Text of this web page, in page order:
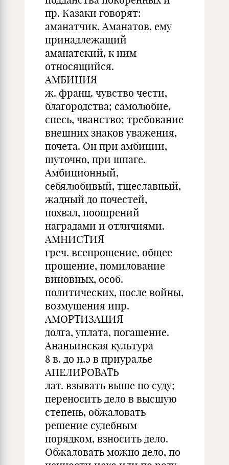
пр. Казаки говорят:
аманатчик. Аманатов, ему
принадлежащий
аманатский, к ним
относящийся.
АМБИЦИЯ
ж. франц. чувство чести,
благородства; самолюбие,
спесь, чванство; требование
внешних знаков уважения,
почета. Он при амбиции,
шуточно, при шпаге.
Амбиционный,
себялюбивый, тщеславный,
жадный до почестей,
похвал, поощрений
наградами и отличиями.
АМНИСТИЯ
греч. всепрощение, общее
прощение, помилование
виновных, особ.
политических, после войны,
возмущения ипр.
АМОРТИЗАЦИЯ
долга, уплата, погашение.
Ананьинская культура
8 в. до н.э в приуралье
АПЕЛИРОВАТЬ
лат. взывать выше по суду;
переносить дело в высшую
степень, обжаловать
решение судебным
порядком, взносить дело.
Обжаловать можно дело, по